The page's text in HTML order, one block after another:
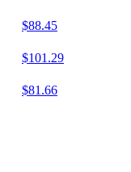
$88.45
$101.29
$81.66